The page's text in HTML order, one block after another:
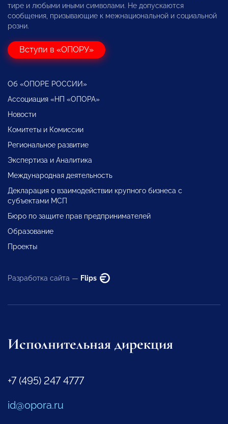
тире и любыми иными символами. Не допускаются
сообщения, призывающие к межнациональной и социальной
розни.
Вступи в «ОПОРУ»
Об «ОПОРЕ РОССИИ»
Ассоциация «НП «ОПОРА»
Новости
Комитеты и Комиссии
Региональное развитие
Экспертиза и Аналитика
Международная деятельность
Декларация о взаимодействии крупного бизнеса с
субъектами МСП
Бюро по защите прав предпринимателей
Образование
Проекты
Разработка сайта — Flips
Исполнительная дирекция
+7 (495) 247 4777
id@opora.ru